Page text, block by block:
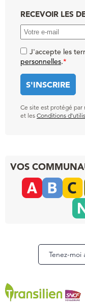
RECEVOIR LES
J'accepte les
personnelles.*
Ce site est protégé par
et les Conditions
VOS
Tenez-moi